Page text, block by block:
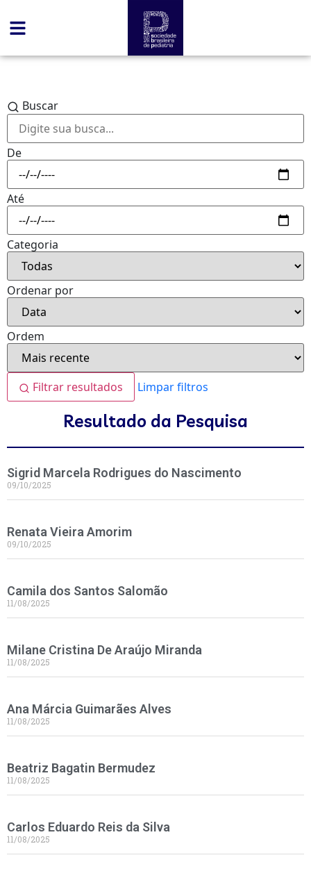
Buscar
De
Até
Categoria
Ordenar por
Ordem
Filtrar resultados Limpar filtros
Resultado da Pesquisa
Sigrid Marcela Rodrigues do Nascimento
09/10/2025
Renata Vieira Amorim
09/10/2025
Camila dos Santos Salomão
11/08/2025
Milane Cristina De Araújo Miranda
11/08/2025
Ana Márcia Guimarães Alves
11/08/2025
Beatriz Bagatin Bermudez
11/08/2025
Carlos Eduardo Reis da Silva
11/08/2025